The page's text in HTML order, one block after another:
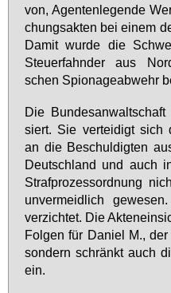
von, Agen­ten­le­gen­de
chungs­ak­ten bei ei­nem
Da­mit wur­de die
Steu­er­fahn­der aus
schen Spio­na­ge­ab­wehr
Die
siert. Sie ver­tei­digt sich
an die Be­schul­dig­ten
Deutsch­land und auch
Straf­pro­zess­ord­nung
un­ver­meid­lich
ver­zich­tet. Die
Fol­gen für Da­ni­el M.,
son­dern schränkt auch
ein.